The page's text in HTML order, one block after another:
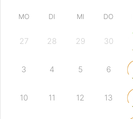
MO DI MI DO
27 28 29 30
3 4 5 6
10 11 12 13